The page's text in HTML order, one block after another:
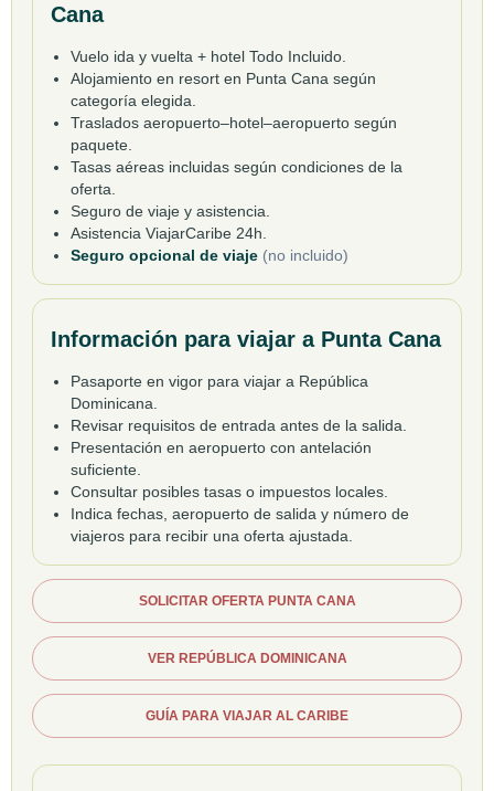
Cana
Vuelo ida y vuelta + hotel Todo Incluido.
Alojamiento en resort en Punta Cana según
categoría elegida.
Traslados aeropuerto–hotel–aeropuerto según
paquete.
Tasas aéreas incluidas según condiciones de la
oferta.
Seguro de viaje y asistencia.
Asistencia ViajarCaribe 24h.
Seguro opcional de viaje (no incluido)
Información para viajar a Punta Cana
Pasaporte en vigor para viajar a República
Dominicana.
Revisar requisitos de entrada antes de la salida.
Presentación en aeropuerto con antelación
suficiente.
Consultar posibles tasas o impuestos locales.
Indica fechas, aeropuerto de salida y número de
viajeros para recibir una oferta ajustada.
SOLICITAR OFERTA PUNTA CANA
VER REPÚBLICA DOMINICANA
GUÍA PARA VIAJAR AL CARIBE